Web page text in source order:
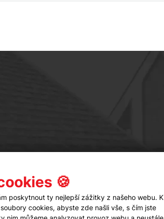
🍪
poskytnout ty nejlepší zážitky z našeho webu. K
cookies, abyste zde našli vše, s čím jste